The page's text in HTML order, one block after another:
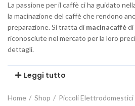
La passione per il caffè ci ha guidato
la macinazione del caffè che rendono
preparazione. Si tratta di macinacaffèdi
riconosciute nel mercato per la loro
dettagli.
Leggi tutto
Home Shop
Piccoli Elettrodomestici